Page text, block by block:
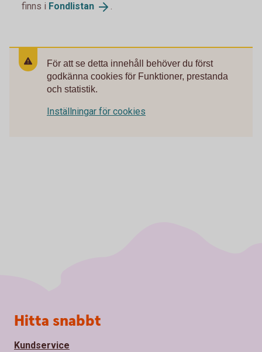
finns i Fondlistan .
För att se detta innehåll behöver du först
godkänna cookies för Funktioner, prestanda
och statistik.
Inställningar för cookies
Sidfot
Hitta snabbt
Kundservice